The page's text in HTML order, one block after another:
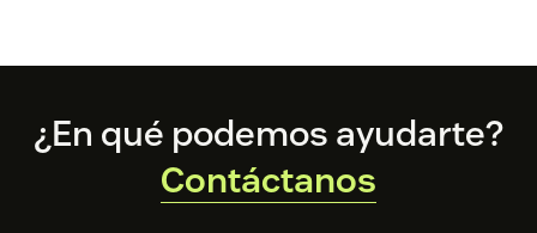
Footer
¿En qué podemos ayudarte?
Contáctanos